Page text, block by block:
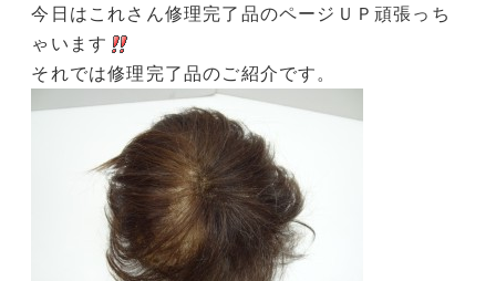
今日はこれさん修理完了品のページＵＰ頑張っち
ゃいます
それでは修理完了品のご紹介です。